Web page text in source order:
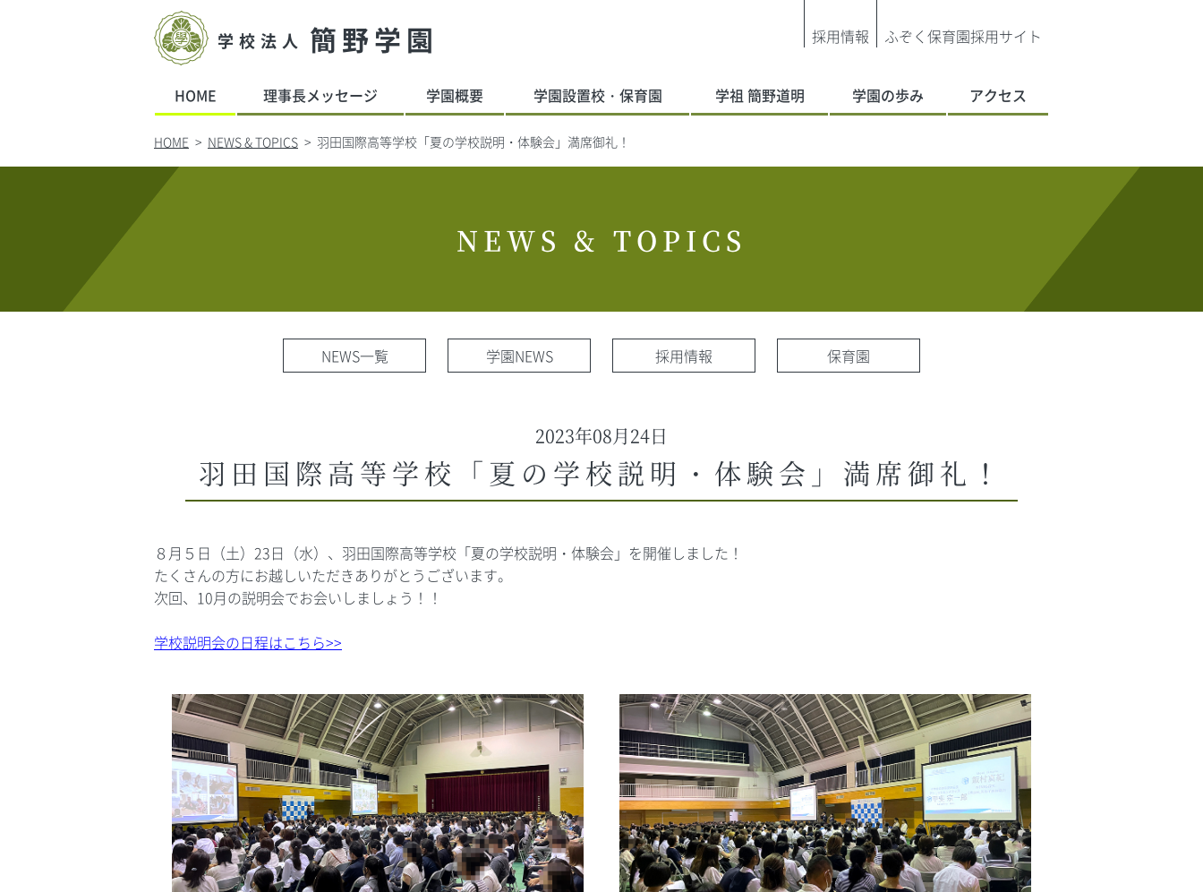
学校法人 簡野学園 採用情報 ふぞく保育園採用サイト
HOME 理事長メッセージ 学園概要 学園設置校・保育園 学祖 簡野道明 学園の歩み アクセス
HOME NEWS & TOPICS 羽田国際高等学校「夏の学校説明・体験会」満席御礼！
NEWS & TOPICS
NEWS一覧 学園NEWS 採用情報 保育園
2023年08月24日
羽田国際高等学校「夏の学校説明・体験会」満席御礼！
８月５日（土） 23日（水）、羽田国際高等学校「夏の学校説明・体験会」を開催しました！
たくさんの方にお越しいただきありがとうございます。
次回、10月の説明会でお会いしましょう！！
学校説明会の日程はこちら>>